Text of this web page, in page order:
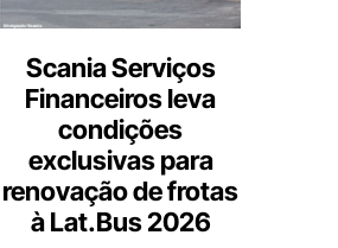
Scania Serviços
Financeiros leva
condições
exclusivas para
renovação de frotas
à Lat.Bus 2026